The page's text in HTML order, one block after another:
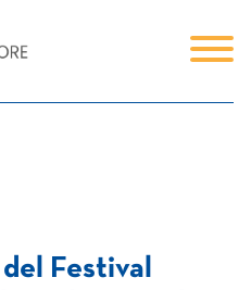
Festival